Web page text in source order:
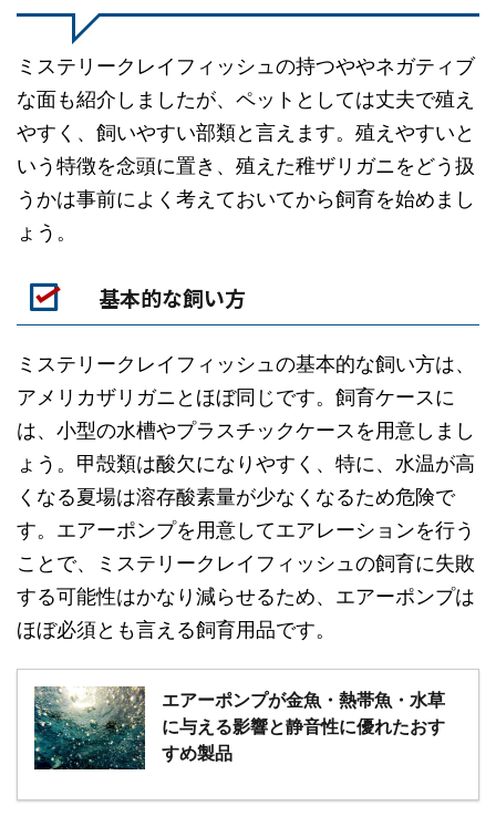
ミステリークレイフィッシュの持つややネガティブ
な面も紹介しましたが、ペットとしては丈夫で殖え
やすく、飼いやすい部類と言えます。殖えやすいと
いう特徴を念頭に置き、殖えた稚ザリガニをどう扱
うかは事前によく考えておいてから飼育を始めまし
ょう。
基本的な飼い方
ミステリークレイフィッシュの基本的な飼い方は、
アメリカザリガニとほぼ同じです。飼育ケースに
は、小型の水槽やプラスチックケースを用意しまし
ょう。甲殻類は酸欠になりやすく、特に、水温が高
くなる夏場は溶存酸素量が少なくなるため危険で
す。エアーポンプを用意してエアレーションを行う
ことで、ミステリークレイフィッシュの飼育に失敗
する可能性はかなり減らせるため、エアーポンプは
ほぼ必須とも言える飼育用品です。
エアーポンプが金魚・熱帯魚・水草
に与える影響と静音性に優れたおす
すめ製品